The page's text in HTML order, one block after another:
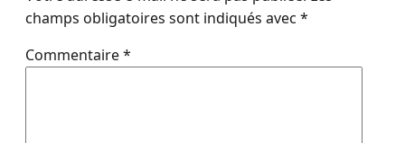
champs obligatoires sont indiqués avec *
Commentaire*